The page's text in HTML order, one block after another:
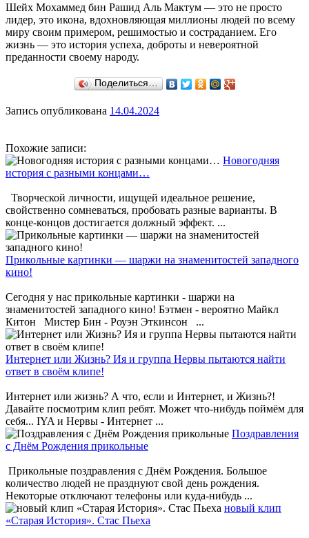
Шейх Мохаммед бин Рашид Аль Мактум — это не просто
лидер, это икона, вдохновляющая миллионы людей по всему
миру своим примером, решимостью и состраданием. Его
жизнь — это история успеха, доброты и невероятной
преданности своему народу.
Поделиться…
Запись опубликована 14.04.2024
Похожие записи:
Новогодняя
история с разными концами…
Творческой личности, ищущей идеальное решение,
свойственно сомневаться, пробовать разные варианты. В
конце-концов достигается должный эффект. ...
Прикольные картинки — шаржи на знаменитостей западного
кино!
Сегодня у нас прикольные картинки - шаржи на
знаменитостей западного кино! Бэтмен - вероятно Майкл
Китон Мистер Бин - Роуэн Эткинсон ...
Интернет или Жизнь? Ия и группа Нервы пытаются найти
ответ в своём клипе!
Интернет или жизнь? А что, если и Интернет, и Жизнь?!
Давайте посмотрим клип ребят. Может что-нибудь поймём для
себя... IYA и Нервы - Интернет ...
Поздравления
с Днём Рождения прикольные
Прикольные поздравления с Днём Рождения. Большое
количество людей не празднуют свой день рождения.
Некоторые отключают телефоны или куда-нибудь ...
новый клип
«Старая История». Стас Пьеха